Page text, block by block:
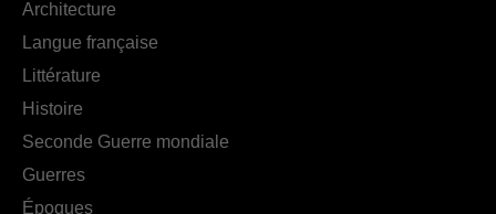
Architecture
Langue française
Littérature
Histoire
Seconde Guerre mondiale
Guerres
Époques